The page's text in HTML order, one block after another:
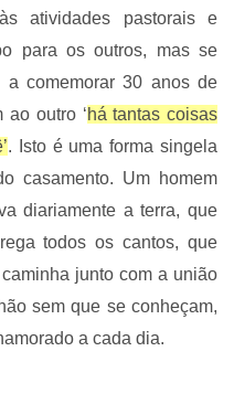
atividades pastorais e
para os outros, mas se
a comemorar 30 anos de
ao outro ‘há tantas coisas
. Isto é uma forma singela
casamento. Um homem
diariamente a terra, que
todos os cantos, que
junto com a união
sem que se conheçam,
a cada dia.